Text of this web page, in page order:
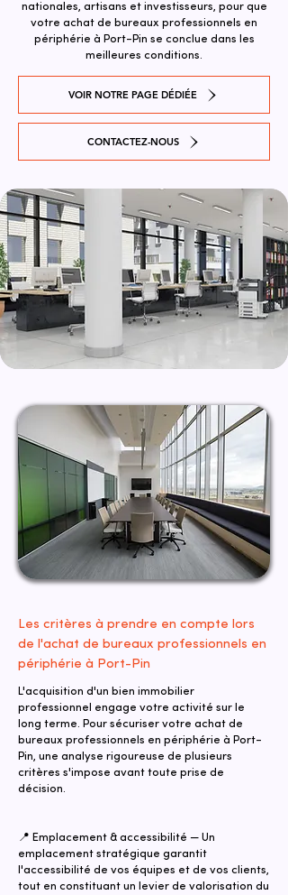
nationales, artisans et investisseurs, pour que
votre achat de bureaux professionnels en
périphérie à Port-Pin se conclue dans les
meilleures conditions.
VOIR NOTRE PAGE DÉDIÉE
CONTACTEZ-NOUS
Les critères à prendre en compte lors
de l'achat de bureaux professionnels en
périphérie à Port-Pin
L'acquisition d'un bien immobilier
professionnel engage votre activité sur le
long terme. Pour sécuriser votre achat de
bureaux professionnels en périphérie à Port-
Pin, une analyse rigoureuse de plusieurs
critères s'impose avant toute prise de
décision.
📍 Emplacement & accessibilité — Un
emplacement stratégique garantit
l'accessibilité de vos équipes et de vos clients,
tout en constituant un levier de valorisation du